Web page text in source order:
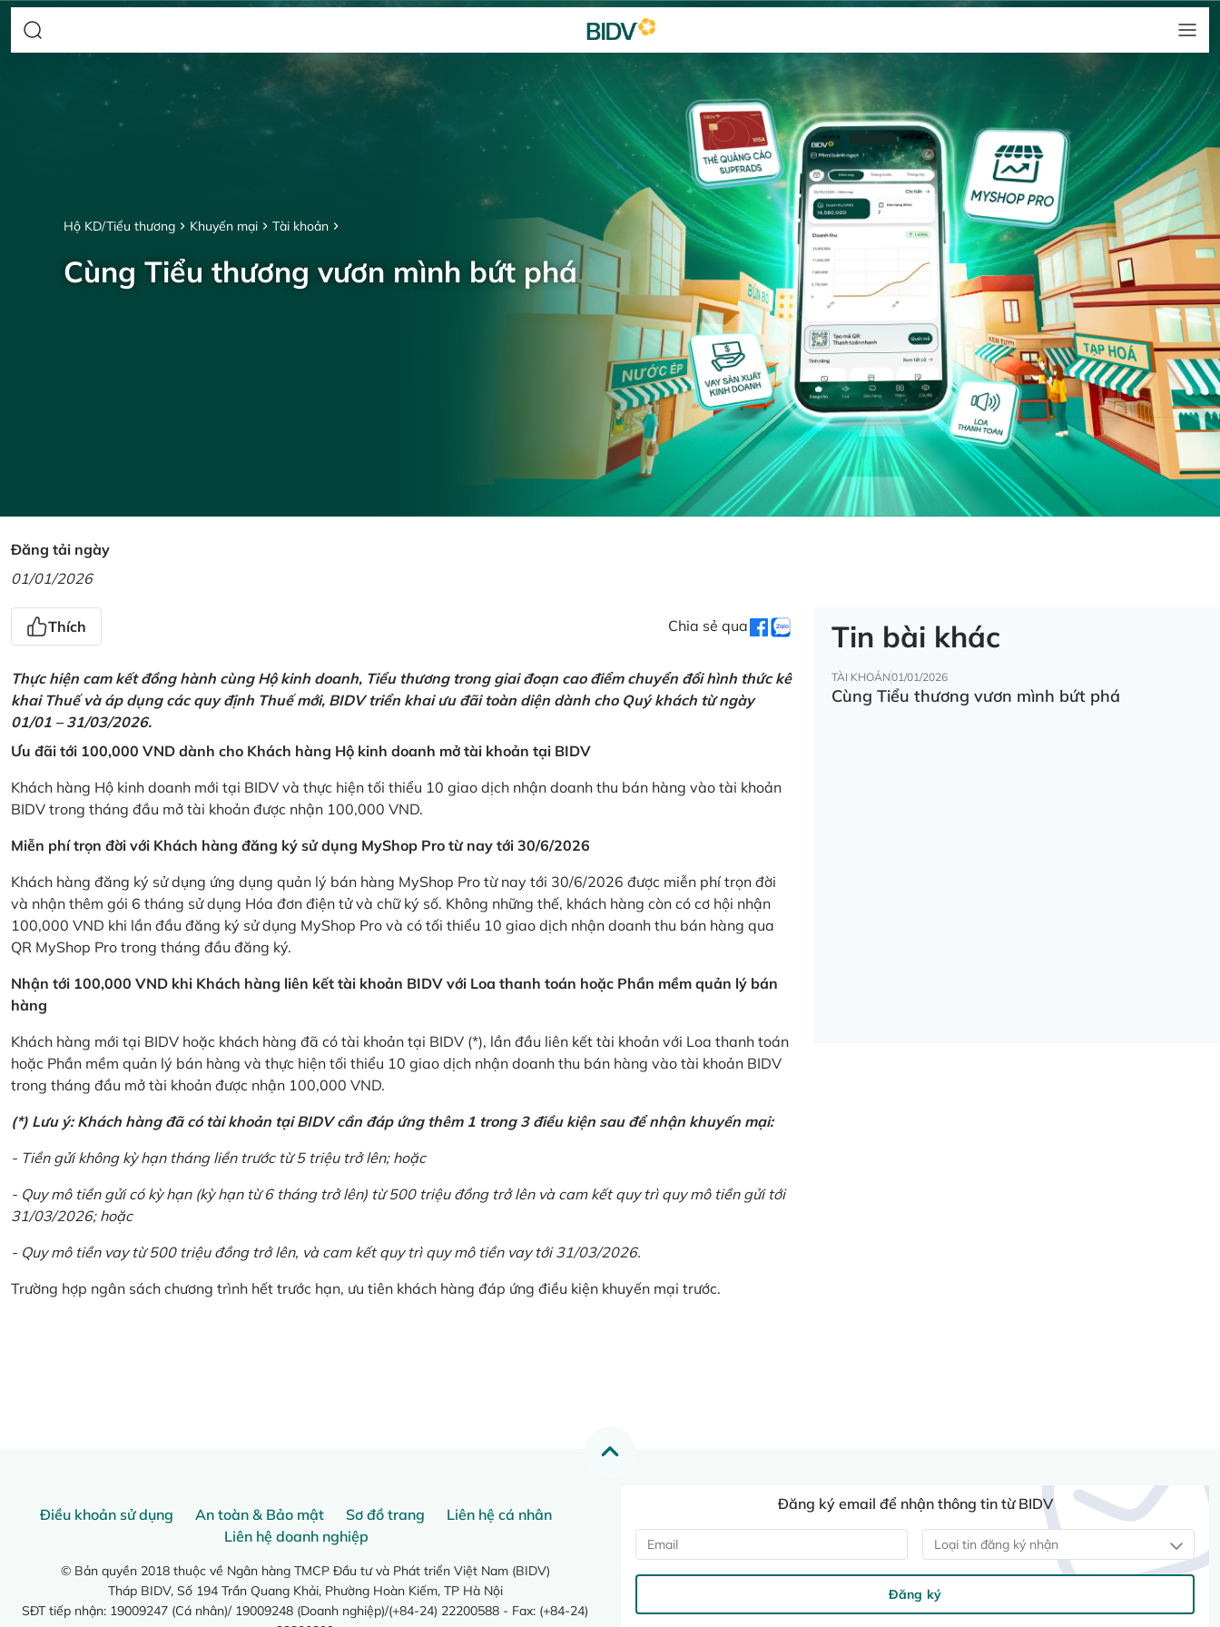
Hộ KD/Tiểu thương Khuyến mại Tài khoản
Cùng Tiểu thương vươn mình bứt phá
Đăng tải ngày
01/01/2026
Thích Chia sẻ qua
Thực hiện cam kết đồng hành cùng Hộ kinh doanh, Tiểu thương trong giai đoạn cao điểm chuyển đổi hình thức kê
khai Thuế và áp dụng các quy định Thuế mới, BIDV triển khai ưu đãi toàn diện dành cho Quý khách từ ngày
01/01 – 31/03/2026.
Ưu đãi tới 100,000 VND dành cho Khách hàng Hộ kinh doanh mở tài khoản tại BIDV
Khách hàng Hộ kinh doanh mới tại BIDV và thực hiện tối thiểu 10 giao dịch nhận doanh thu bán hàng vào tài khoản
BIDV trong tháng đầu mở tài khoản được nhận 100,000 VND.
Miễn phí trọn đời với Khách hàng đăng ký sử dụng MyShop Pro từ nay tới 30/6/2026
Khách hàng đăng ký sử dụng ứng dụng quản lý bán hàng MyShop Pro từ nay tới 30/6/2026 được miễn phí trọn đời
và nhận thêm gói 6 tháng sử dụng Hóa đơn điện tử và chữ ký số. Không những thế, khách hàng còn có cơ hội nhận
100,000 VND khi lần đầu đăng ký sử dụng MyShop Pro và có tối thiểu 10 giao dịch nhận doanh thu bán hàng qua
QR MyShop Pro trong tháng đầu đăng ký.
Nhận tới 100,000 VND khi Khách hàng liên kết tài khoản BIDV với Loa thanh toán hoặc Phần mềm quản lý bán
hàng
Khách hàng mới tại BIDV hoặc khách hàng đã có tài khoản tại BIDV (*), lần đầu liên kết tài khoản với Loa thanh toán
hoặc Phần mềm quản lý bán hàng và thực hiện tối thiểu 10 giao dịch nhận doanh thu bán hàng vào tài khoản BIDV
trong tháng đầu mở tài khoản được nhận 100,000 VND.
(*) Lưu ý: Khách hàng đã có tài khoản tại BIDV cần đáp ứng thêm 1 trong 3 điều kiện sau để nhận khuyến mại:
- Tiền gửi không kỳ hạn tháng liền trước từ 5 triệu trở lên; hoặc
- Quy mô tiền gửi có kỳ hạn (kỳ hạn từ 6 tháng trở lên) từ 500 triệu đồng trở lên và cam kết quy trì quy mô tiền gửi tới
31/03/2026; hoặc
- Quy mô tiền vay từ 500 triệu đồng trở lên, và cam kết quy trì quy mô tiền vay tới 31/03/2026.
Trường hợp ngân sách chương trình hết trước hạn, ưu tiên khách hàng đáp ứng điều kiện khuyến mại trước.
Tin bài khác
TÀI KHOẢN01/01/2026
Cùng Tiểu thương vươn mình bứt phá
Điều khoản sử dụng An toàn & Bảo mật Sơ đồ trang
Liên hệ cá nhân
Liên hệ doanh nghiệp
© Bản quyền 2018 thuộc về Ngân hàng TMCP Đầu tư và Phát triển Việt Nam (BIDV)
Tháp BIDV, Số 194 Trần Quang Khải, Phường Hoàn Kiếm, TP Hà Nội
SĐT tiếp nhận: 19009247 (Cá nhân)/ 19009248 (Doanh nghiệp)/(+84-24) 22200588 - Fax: (+84-24)
Đăng ký email để nhận thông tin từ BIDV
Loại tin đăng ký nhận
Đăng ký